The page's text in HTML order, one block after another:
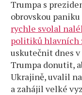
Trumpa s
obrovskou
rychle svolal
politiků hlavních
uskutečnit dnes
Trumpa donutit,
Ukrajině, uvalil
a zahájil velké